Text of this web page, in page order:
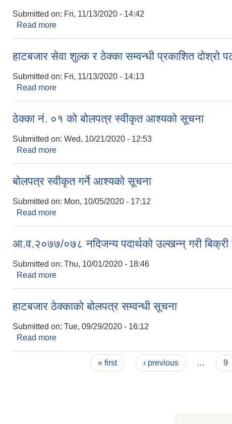
Submitted on: Fri, 11/13/2020 - 14:42
Read more
हाटबजार सेवा शुल्क र ठेक्का सम्वन्धी प्रकाशित
Submitted on: Fri, 11/13/2020 - 14:13
Read more
ठेक्का नं. ०१ को बोलपत्र स्वीकृत आश्यको सूचना
Submitted on: Wed, 10/21/2020 - 12:53
Read more
बोलपत्र स्वीकृत गर्ने आश्यको सूचना
Submitted on: Mon, 10/05/2020 - 17:12
Read more
आ.व.२०७७/०७८ नदिजन्य पदार्थको उल्खन्न् गरी
Submitted on: Thu, 10/01/2020 - 18:46
Read more
हाटबजार ठेक्काको बोलपत्र सम्वन्धी सूचना
Submitted on: Tue, 09/29/2020 - 16:12
Read more
« first ‹ previous … 9